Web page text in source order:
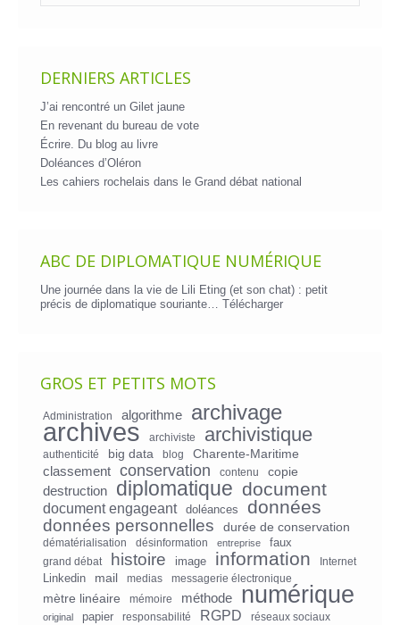
DERNIERS ARTICLES
J’ai rencontré un Gilet jaune
En revenant du bureau de vote
Écrire. Du blog au livre
Doléances d’Oléron
Les cahiers rochelais dans le Grand débat national
ABC DE DIPLOMATIQUE NUMÉRIQUE
Une journée dans la vie de Lili Eting (et son chat) : petit
précis de diplomatique souriante… Télécharger
GROS ET PETITS MOTS
Administration algorithme archivage
archives archiviste archivistique
authenticité big data blog
Charente-Maritime
classement
conservation contenu
copie
destruction
diplomatique document
document engageant doléances données
données personnelles durée de conservation
dématérialisation désinformation entreprise faux
grand débat histoire image information Internet
Linkedin mail medias messagerie électronique
mètre linéaire mémoire méthode numérique
original papier responsabilité RGPD réseaux sociaux